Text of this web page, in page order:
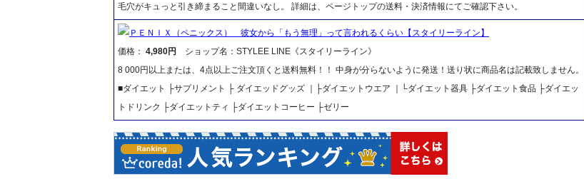
毛穴がキュっと引き締まること間違いなし。 詳細は、ページトップの送料・決済情報にてご確認下さい。
ＰＥＮＩＸ（ペニックス） 彼女から「もう無理」って言われるくらい【スタイリーライン】
価格： 4,980円
ショップ名：STYLEE LINE《スタイリーライン》
8 000円以上または、4点以上ご注文頂くと送料無料！！ 中身が分らないように発送！送り状に商品名は記載致しません。
■ダイエット ├サプリメント ├ ダイエッドグッズ ｜├ダイエットウエア ｜└ダイエット器具 ├ダイエット食品 ├ダイエッ
トドリンク ├ダイエットティ ├ダイエットコーヒー ├ゼリー